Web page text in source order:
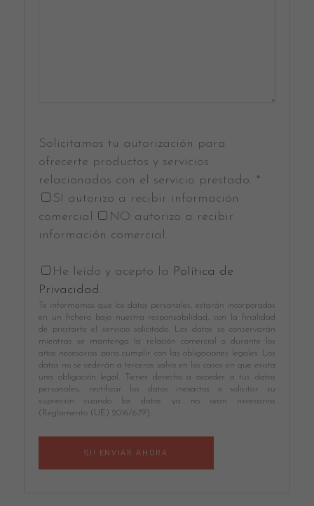
Solicitamos tu autorización para
ofrecerte productos y servicios
relacionados con el servicio prestado. *
SI autorizo a recibir información
comercial.
NO autorizo a recibir
información comercial.
He leído y acepto la Política de
Privacidad .
Te informamos que los datos personales, estarán incorporados
en un fichero bajo nuestra responsabilidad, con la finalidad
de prestarte el servicio solicitado. Los datos se conservarán
mientras se mantenga la relación comercial o durante los
años necesarios para cumplir con las obligaciones legales. Los
datos no se cederán a terceros salvo en los casos en que exista
una obligación legal. Tienes derecho a acceder a tus datos
personales, rectificar los datos inexactos o solicitar su
supresión cuando los datos ya no sean necesarios
(Reglamento (UE) 2016/679).